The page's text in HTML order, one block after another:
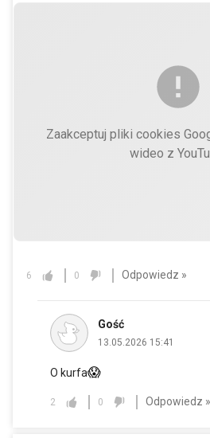
Zaakceptuj pliki cookies
wideo z
6 0 Odpowiedz »
Gość
13.05.2026 15:41
O kurfa😱
2 0 Odpowiedz »